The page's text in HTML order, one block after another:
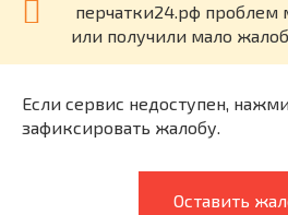
перчатки24.рф
или получили мало
Если сервис недоступен,
зафиксировать жалобу.
Оставить